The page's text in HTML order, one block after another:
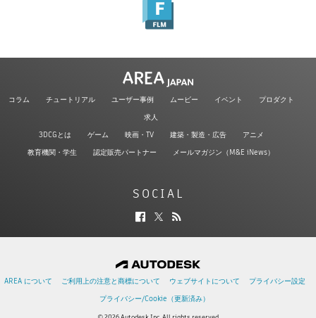
コラム チュートリアル ユーザー事例 ムービー イベント
プロダクト
求人
3DCGとは
ゲーム 映画・TV 建築・製造・広告
アニメ
教育機関・学生
認定販売パートナー メールマガジン（M&E iNews）
SOCIAL
AREA について ご利用上の注意と商標について ウェブサイトについて
プライバシー設定
プライバシー/Cookie（更新済み）